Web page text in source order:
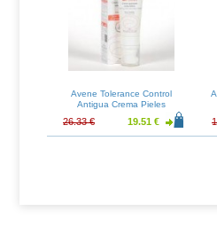
Avene Tolerance Control
Antigua Crema Pieles
26.33 € 19.51 €